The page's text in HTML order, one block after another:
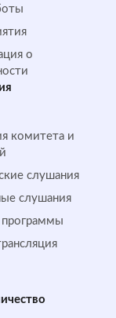
о
комитета и
слушания
слушания
программы